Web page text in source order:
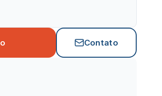
Contato